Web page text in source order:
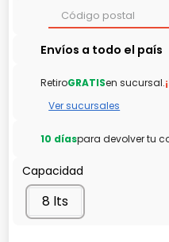
RetiroGRATISen sucursal.
Ver sucursales
10 díaspara devolver tu
Capacidad
8 lts